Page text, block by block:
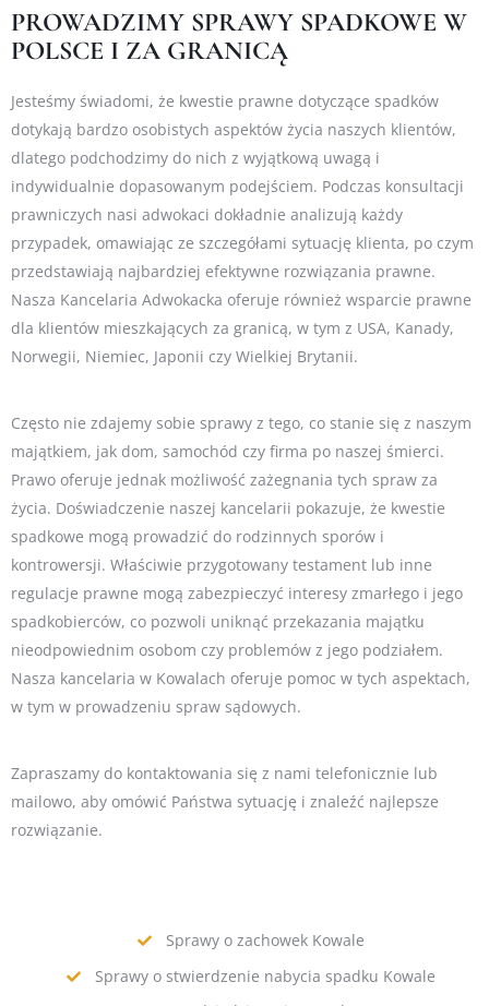
PROWADZIMY SPRAWY SPADKOWE W
POLSCE I ZA GRANICĄ
Jesteśmy świadomi, że kwestie prawne dotyczące spadków
dotykają bardzo osobistych aspektów życia naszych klientów,
dlatego podchodzimy do nich z wyjątkową uwagą i
indywidualnie dopasowanym podejściem. Podczas konsultacji
prawniczych nasi adwokaci dokładnie analizują każdy
przypadek, omawiając ze szczegółami sytuację klienta, po czym
przedstawiają najbardziej efektywne rozwiązania prawne.
Nasza Kancelaria Adwokacka oferuje również wsparcie prawne
dla klientów mieszkających za granicą, w tym z USA, Kanady,
Norwegii, Niemiec, Japonii czy Wielkiej Brytanii.
Często nie zdajemy sobie sprawy z tego, co stanie się z naszym
majątkiem, jak dom, samochód czy firma po naszej śmierci.
Prawo oferuje jednak możliwość zażegnania tych spraw za
życia. Doświadczenie naszej kancelarii pokazuje, że kwestie
spadkowe mogą prowadzić do rodzinnych sporów i
kontrowersji. Właściwie przygotowany testament lub inne
regulacje prawne mogą zabezpieczyć interesy zmarłego i jego
spadkobierców, co pozwoli uniknąć przekazania majątku
nieodpowiednim osobom czy problemów z jego podziałem.
Nasza kancelaria w Kowalach oferuje pomoc w tych aspektach,
w tym w prowadzeniu spraw sądowych.
Zapraszamy do kontaktowania się z nami telefonicznie lub
mailowo, aby omówić Państwa sytuację i znaleźć najlepsze
rozwiązanie.
Sprawy o zachowek Kowale
Sprawy o stwierdzenie nabycia spadku Kowale